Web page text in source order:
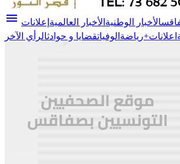
menu الأخبار الوطنية الأخبار العالمية إعلانات
اعلانات+رياضة الوفياتقضايا و حوادثالرأي الآخر